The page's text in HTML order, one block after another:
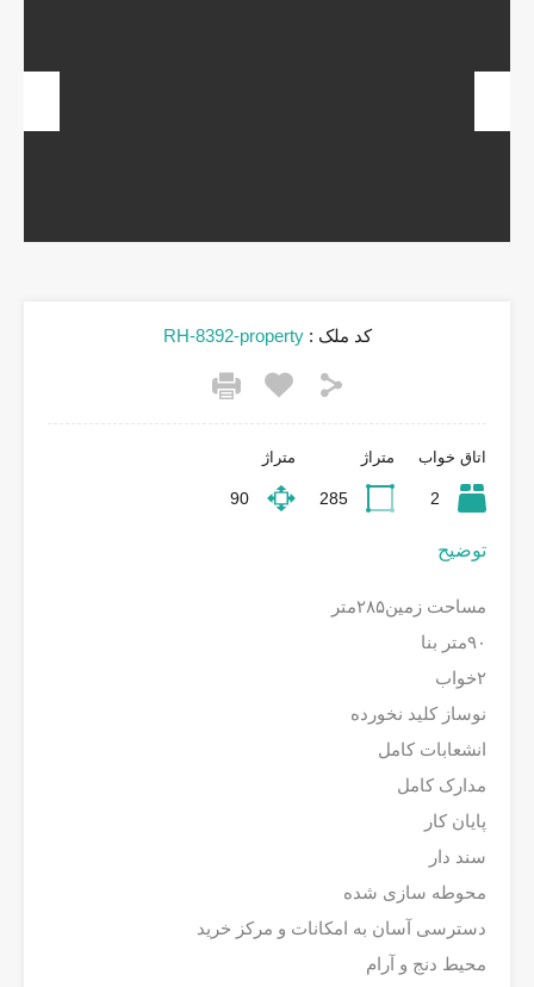
کد ملک : RH-8392-property
اتاق خواب
2
متراژ
285
متراژ
90
توضیح
مساحت زمین۲۸۵متر
۹۰متر بنا
۲خواب
نوساز کلید نخورده
انشعابات کامل
مدارک کامل
پایان کار
سند دار
محوطه سازی شده
دسترسی آسان به امکانات و مرکز خرید
محیط دنج و آرام